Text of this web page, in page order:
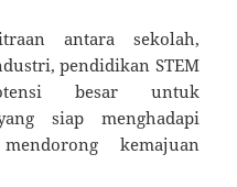
antara sekolah,
pendidikan STEM
besar untuk
siap menghadapi
kemajuan